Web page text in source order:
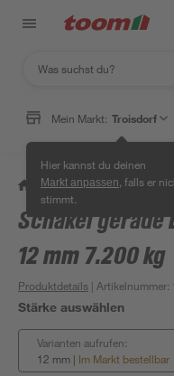
Mein Markt: Troisdorf
Hier kannst du deinen
Markt anpassen , falls er
stimmt.
/ Werkstatt & Maschinen
Schäkel
12 mm 7.200 kg
Produktdetails | Artikelnummer:
Stärke auswählen
Varianten aufrufen:
12 mm | Im Markt bestellbar